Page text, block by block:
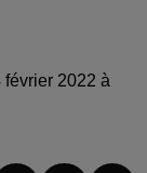
février 2022 à